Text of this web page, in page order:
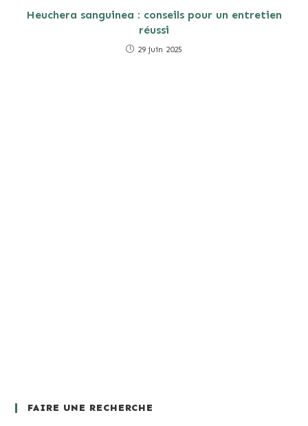
Heuchera sanguinea : conseils pour un entretien
réussi
29 juin 2025
FAIRE UNE RECHERCHE